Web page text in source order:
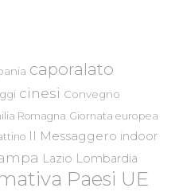
caporalato
cinesi Convegno
Romagna Giornata europea
Il Messaggero indoor
Lazio Lombardia
Paesi UE